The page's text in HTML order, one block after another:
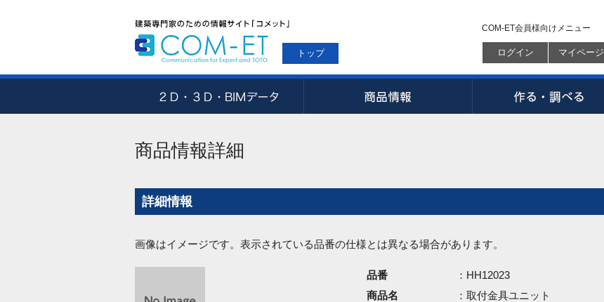
トップ
COM-ET会員様向けメニュー
ログイン マイページ
商品情報詳細
詳細情報
画像はイメージです。表示されている品番の仕様とは異なる場合があります。
品番
：HH12023
商品名
：取付金具ユニット